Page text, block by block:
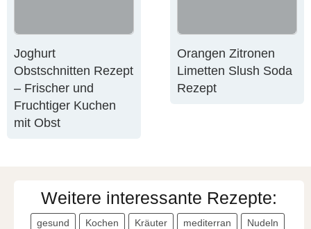
Joghurt
Obstschnitten Rezept
– Frischer und
Fruchtiger Kuchen
mit Obst
Orangen Zitronen
Limetten Slush Soda
Rezept
Weitere interessante Rezepte:
gesund Kochen Kräuter mediterran
Nudeln